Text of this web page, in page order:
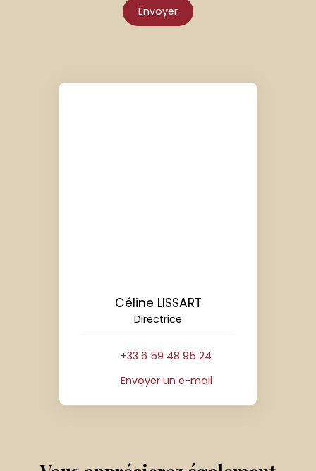
Envoyer
Céline LISSART
Directrice
+33 6 59 48 95 24
Envoyer un e-mail